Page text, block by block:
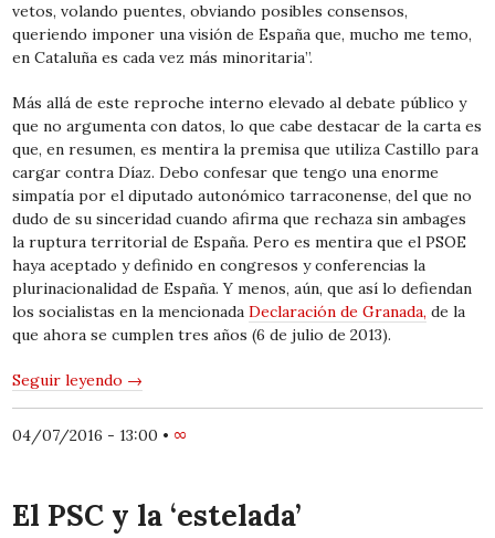
vetos, volando puentes, obviando posibles consensos,
queriendo imponer una visión de España que, mucho me temo,
en Cataluña es cada vez más minoritaria”.
Más allá de este reproche interno elevado al debate público y
que no argumenta con datos, lo que cabe destacar de la carta es
que, en resumen, es mentira la premisa que utiliza Castillo para
cargar contra Díaz. Debo confesar que tengo una enorme
simpatía por el diputado autonómico tarraconense, del que no
dudo de su sinceridad cuando afirma que rechaza sin ambages
la ruptura territorial de España. Pero es mentira que el PSOE
haya aceptado y definido en congresos y conferencias la
plurinacionalidad de España. Y menos, aún, que así lo defiendan
los socialistas en la mencionadaDeclaración de Granada, de la
que ahora se cumplen tres años (6 de julio de 2013).
Seguir leyendo →
04/07/2016 - 13:00 • ∞
El PSC y la ‘estelada’